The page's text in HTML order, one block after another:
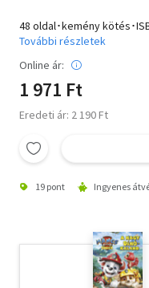
48 oldal･kemény kötés･
További részletek
Online ár:
1 971 Ft
Eredeti ár: 2 190 Ft
19 pont Ingyenes